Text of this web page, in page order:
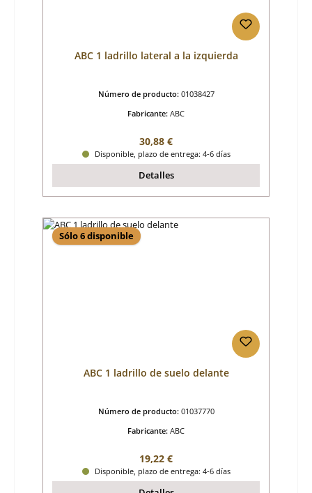
ABC 1 ladrillo lateral a la izquierda
Número de producto: 01038427
Fabricante: ABC
Precio normal:
30,88 €
Disponible, plazo de entrega: 4-6 días
Detalles
Sólo 6 disponible
ABC 1 ladrillo de suelo delante
Número de producto: 01037770
Fabricante: ABC
Precio normal:
19,22 €
Disponible, plazo de entrega: 4-6 días